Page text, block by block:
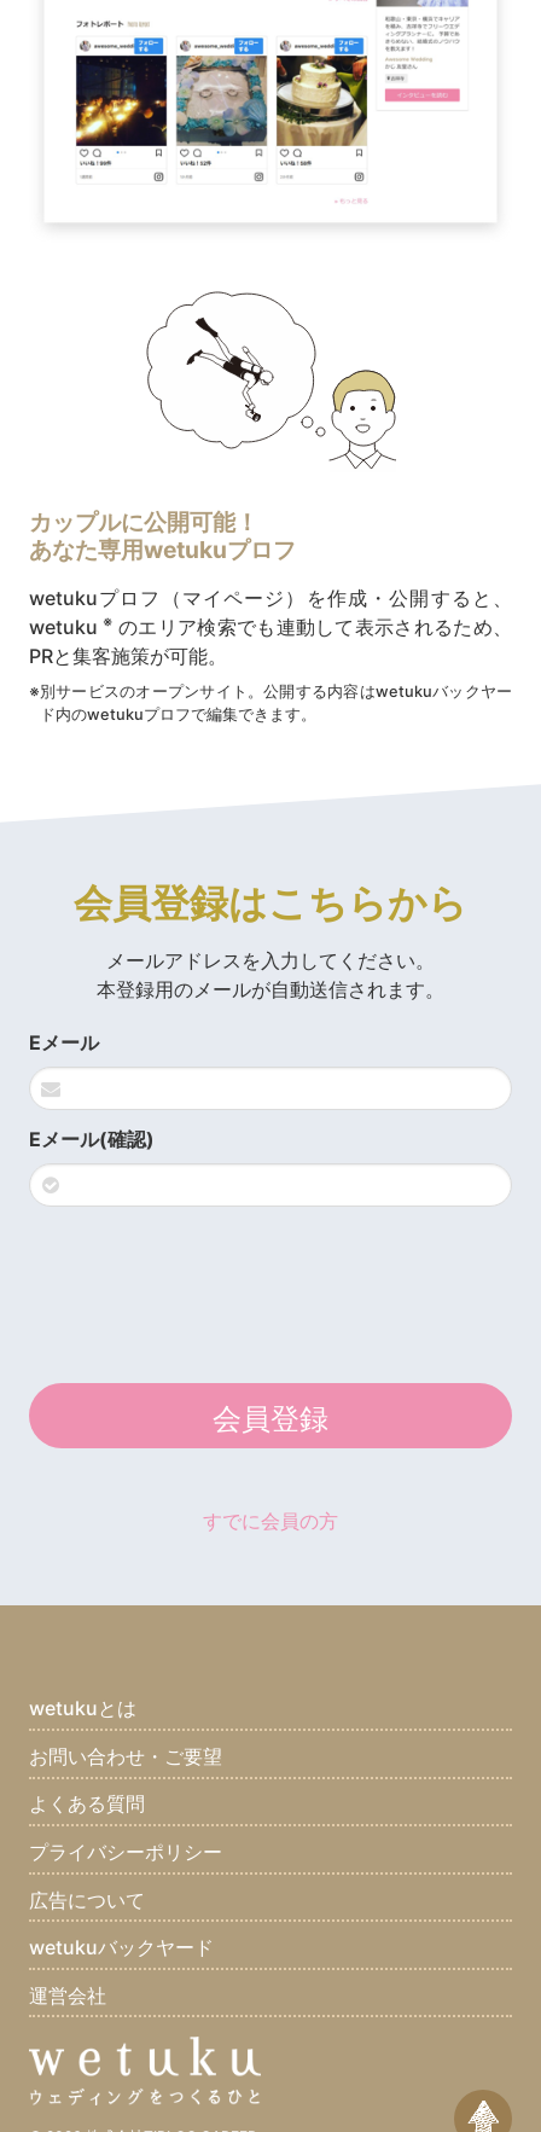
カップルに公開可能！
あなた専用wetukuプロフ
wetukuプロフ（マイページ）を作成・公開すると、
wetuku ※ のエリア検索でも連動して表示されるため、
PRと集客施策が可能。
※別サービスのオープンサイト。公開する内容はwetukuバックヤー
ド内のwetukuプロフで編集できます。
会員登録はこちらから
メールアドレスを入力してください。
本登録用のメールが自動送信されます。
Eメール
Eメール(確認)
すでに会員の方
wetukuとは
お問い合わせ・ご要望
よくある質問
プライバシーポリシー
広告について
wetukuバックヤード
運営会社